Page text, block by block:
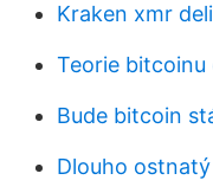
Kraken xmr
Teorie bitcoinu
Bude bitcoin
Dlouho